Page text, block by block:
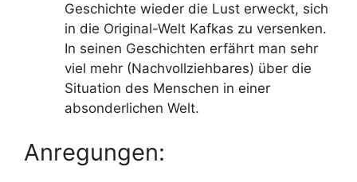
Geschichte wieder die Lust erweckt, sich
in die Original-Welt Kafkas zu versenken.
In seinen Geschichten erfährt man sehr
viel mehr (Nachvollziehbares) über die
Situation des Menschen in einer
absonderlichen Welt.
Anregungen: